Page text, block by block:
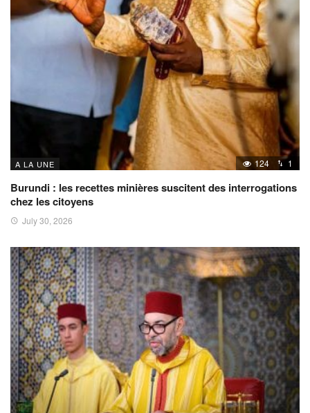
A LA UNE 124 1
Burundi : les recettes minières suscitent des interrogations
chez les citoyens
July 30, 2026